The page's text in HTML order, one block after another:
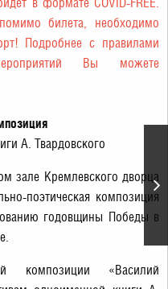
билета, необходимо
Подробнее с правилами
мероприятий Вы можете
А. Твардовского
зале Кремлевского дворца
поэтическая композиция
годовщины Победы в
композиции «Василий